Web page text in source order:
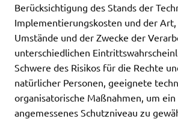
Berücksichtigung des Stands der
Implementierungskosten und der
Umstände und der Zwecke der
unterschiedlichen
Schwere des Risikos für die Rechte
natürlicher Personen, geeignete
organisatorische Maßnahmen, um ein
angemessenes Schutzniveau zu